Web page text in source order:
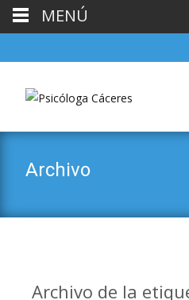
Archivo
Archivo de la
MENÚ